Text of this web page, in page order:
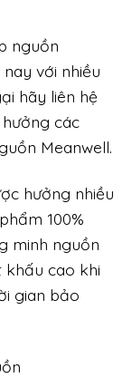
nguồn
với nhiều
hãy liên hệ
các
Meanwell.
hưởng nhiều
100%
minh nguồn
khấu cao khi
gian bảo